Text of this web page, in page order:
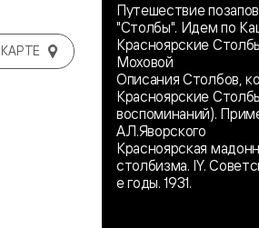
Путешествие
"Столбы". Идем по
Красноярские
Моховой
Описания Столбов,
Красноярские
воспоминаний).
А.Л.Яворского
Красноярская
столбизма. IY.
е годы. 1931.